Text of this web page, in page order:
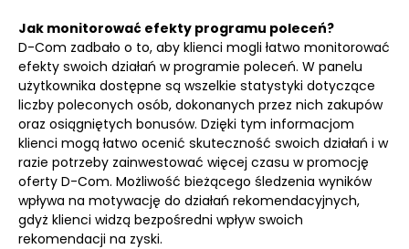
Jak monitorować efekty programu poleceń?
D-Com zadbało o to, aby klienci mogli łatwo monitorować
efekty swoich działań w programie poleceń. W panelu
użytkownika dostępne są wszelkie statystyki dotyczące
liczby poleconych osób, dokonanych przez nich zakupów
oraz osiągniętych bonusów. Dzięki tym informacjom
klienci mogą łatwo ocenić skuteczność swoich działań i w
razie potrzeby zainwestować więcej czasu w promocję
oferty D-Com. Możliwość bieżącego śledzenia wyników
wpływa na motywację do działań rekomendacyjnych,
gdyż klienci widzą bezpośredni wpływ swoich
rekomendacji na zyski.